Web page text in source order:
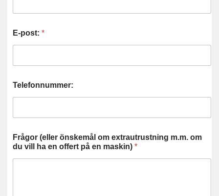
E-post: *
Telefonnummer:
Frågor (eller önskemål om extrautrustning m.m. om
du vill ha en offert på en maskin) *